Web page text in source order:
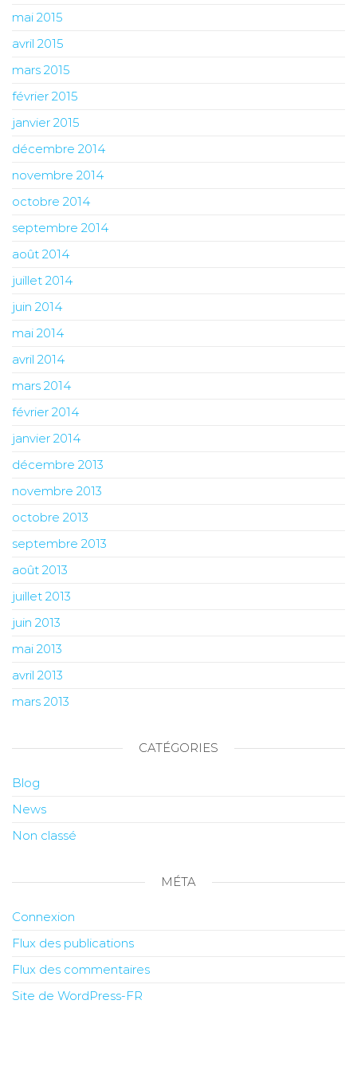
mai 2015
avril 2015
mars 2015
février 2015
janvier 2015
décembre 2014
novembre 2014
octobre 2014
septembre 2014
août 2014
juillet 2014
juin 2014
mai 2014
avril 2014
mars 2014
février 2014
janvier 2014
décembre 2013
novembre 2013
octobre 2013
septembre 2013
août 2013
juillet 2013
juin 2013
mai 2013
avril 2013
mars 2013
CATÉGORIES
Blog
News
Non classé
MÉTA
Connexion
Flux des publications
Flux des commentaires
Site de WordPress-FR